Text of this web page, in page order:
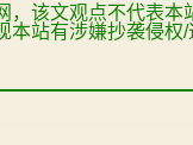
，该文观点不代表
本站有涉嫌抄袭侵